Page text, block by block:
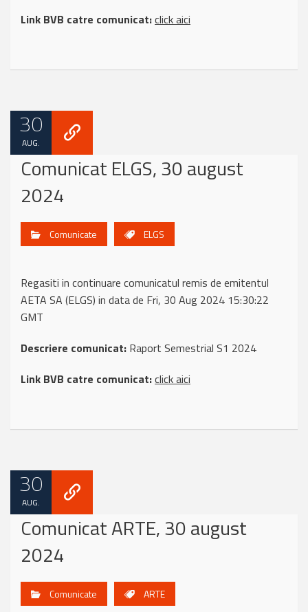
Link BVB catre comunicat:click aici
30
AUG.
Comunicat ELGS, 30 august
2024
Comunicate ELGS
Regasiti in continuare comunicatul remis de emitentul
AETA SA (ELGS) in data de Fri, 30 Aug 2024 15:30:22
GMT
Descriere comunicat: Raport Semestrial S1 2024
Link BVB catre comunicat:click aici
30
AUG.
Comunicat ARTE, 30 august
2024
Comunicate ARTE